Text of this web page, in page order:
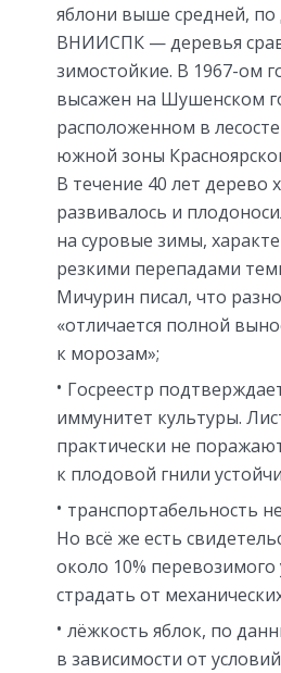
яблони выше средней,
ВНИИСПК — деревья
зимостойкие. В 1967-ом
высажен на Шушенском
расположенном в
южной зоны
В течение 40 лет дерево
развивалось и
на суровые зимы,
резкими перепадами
Мичурин писал, что
«отличается полной
к морозам»;
Госреестр
иммунитет культуры.
практически не
к плодовой гнили
транспортабельность
Но всё же есть
около 10%
страдать от
лёжкость яблок, по
в зависимости от